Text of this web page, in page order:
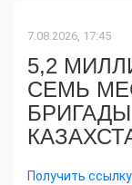
7.08.2026, 17:45
5,2
СЕМЬ
Получить ссылку